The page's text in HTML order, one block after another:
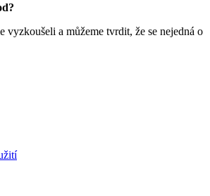
vyzkoušeli a můžeme tvrdit, že se nejedná o